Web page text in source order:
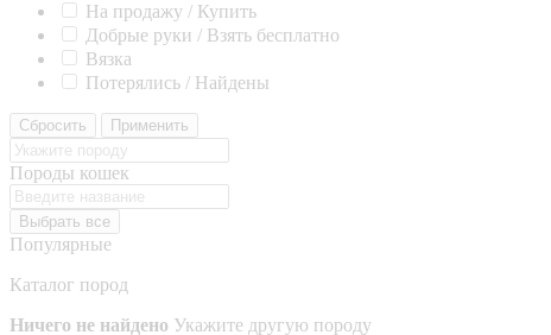
На продажу / Купить
Добрые руки / Взять бесплатно
Вязка
Потерялись / Найдены
Сбросить Применить
Породы кошек
Выбрать все
Популярные
Каталог пород
Ничего не найдено Укажите другую породу